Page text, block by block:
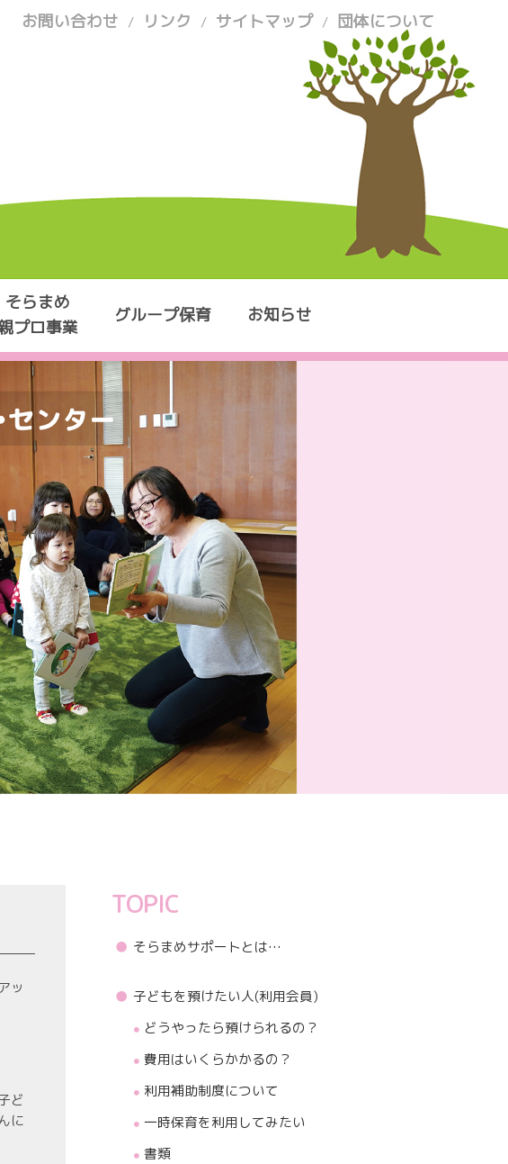
お問い合わせ / リンク / サイトマップ / 団体について
そらまめ
プロ事業
グループ保育 お知らせ
ッ
ど
に
TOPIC
そらまめサポートとは…
子どもを預けたい人(利用会員)
どうやったら預けられるの？
費用はいくらかかるの？
利用補助制度について
一時保育を利用してみたい
書類